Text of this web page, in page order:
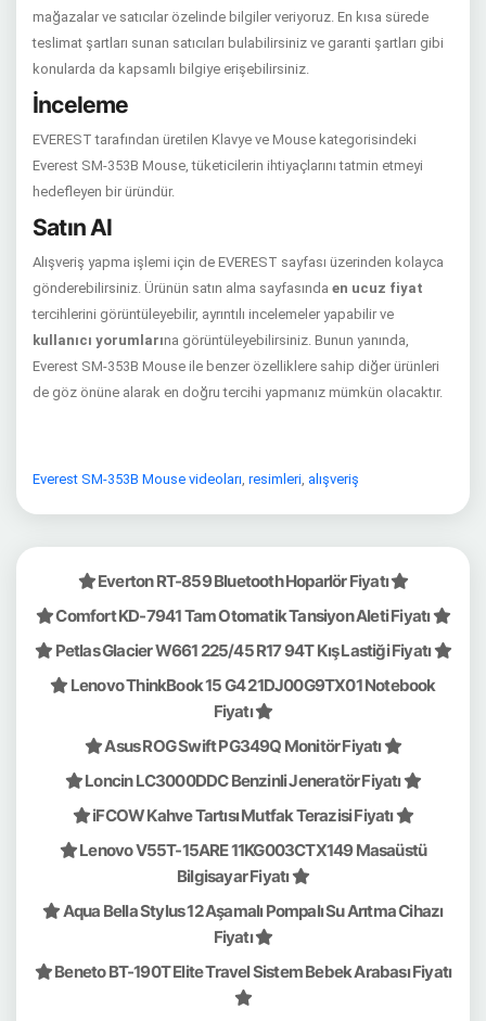
mağazalar ve satıcılar özelinde bilgiler veriyoruz. En kısa sürede
teslimat şartları sunan satıcıları bulabilirsiniz ve garanti şartları gibi
konularda da kapsamlı bilgiye erişebilirsiniz.
İnceleme
EVEREST tarafından üretilen Klavye ve Mouse kategorisindeki
Everest SM-353B Mouse, tüketicilerin ihtiyaçlarını tatmin etmeyi
hedefleyen bir üründür.
Satın Al
Alışveriş yapma işlemi için de EVEREST sayfası üzerinden kolayca
gönderebilirsiniz. Ürünün satın alma sayfasında en ucuz fiyat
tercihlerini görüntüleyebilir, ayrıntılı incelemeler yapabilir ve
kullanıcı yorumlarına görüntüleyebilirsiniz. Bunun yanında,
Everest SM-353B Mouse ile benzer özelliklere sahip diğer ürünleri
de göz önüne alarak en doğru tercihi yapmanız mümkün olacaktır.
Everest SM-353B Mouse videoları, resimleri, alışveriş
Everton RT-859 Bluetooth Hoparlör Fiyatı
Comfort KD-7941 Tam Otomatik Tansiyon Aleti Fiyatı
Petlas Glacier W661 225/45 R17 94T Kış Lastiği Fiyatı
Lenovo ThinkBook 15 G4 21DJ00G9TX01 Notebook
Fiyatı
Asus ROG Swift PG349Q Monitör Fiyatı
Loncin LC3000DDC Benzinli Jeneratör Fiyatı
iFCOW Kahve Tartısı Mutfak Terazisi Fiyatı
Lenovo V55T-15ARE 11KG003CTX149 Masaüstü
Bilgisayar Fiyatı
Aqua Bella Stylus 12 Aşamalı Pompalı Su Arıtma Cihazı
Fiyatı
Beneto BT-190T Elite Travel Sistem Bebek Arabası Fiyatı